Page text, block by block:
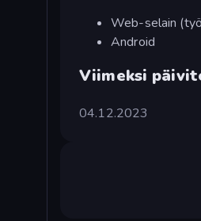
Web-selain
Android
Viimeksi
04.12.2023